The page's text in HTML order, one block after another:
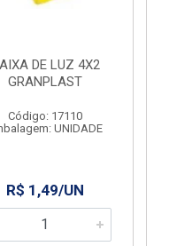
DE LUZ 4X2
GRANPLAST
Código: 17110
UNIDADE
R$ 1,49/UN